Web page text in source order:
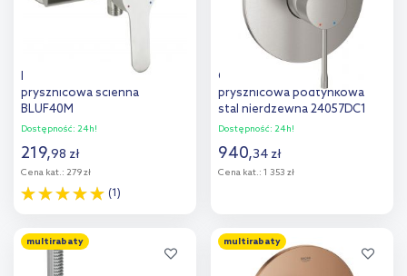
Deante Neo Lupo bateria
prysznicowa ścienna
BLUF40M
Dostępność: 24h!
219,98 zł
Cena kat.: 279 zł
(1)
Dodaj do
Grohe Essence bateria
prysznicowa podtynkowa
stal nierdzewna 24057DC1
Dostępność: 24h!
940,34 zł
Cena kat.: 1 353 zł
Dodaj do
multirabaty multirabaty